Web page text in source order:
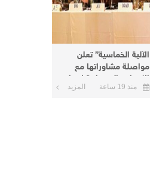
الآلية الخماسية” تعلن
مواصلة مشاوراتها مع
الأطراف السودانية لإنهاء
الأزمة الحالية
منذ 19 ساعة المزيد